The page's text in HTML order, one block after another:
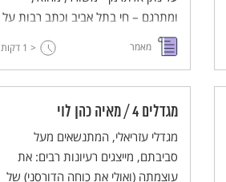
ומתרגם – חי בתל אביב וכתב רבות על
המראות של תל אביב, ועל המראות
של ערים אחרות בעולם שדמיין וראה
מאמר < 1 דקות
מגדלים 4 / מאיה כהן לוי
מגדלי עזריאלי, המתנשאים מעל
סביבתם, מייצגים רעיונות רבים: את
עוצמתה (ואולי את כוחה הדורסני) של